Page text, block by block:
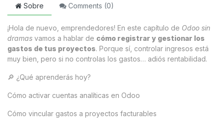
Sobre Comments (0)
¡Hola de nuevo, emprendedores! En este capítulo de Odoo sin
dramas vamos a hablar de cómo registrar y gestionar los
gastos de tus proyectos. Porque sí, controlar ingresos está
muy bien, pero si no controlas los gastos… adiós rentabilidad.
🔎 ¿Qué aprenderás hoy?
Cómo activar cuentas analíticas en Odoo
Cómo vincular gastos a proyectos facturables